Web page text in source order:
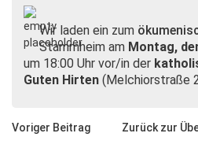
Wir laden ein zum
Stammheim am Montag,
um 18:00 Uhr vor/in der
Guten Hirten (Melchiorstraße
Voriger Beitrag Zurück zur